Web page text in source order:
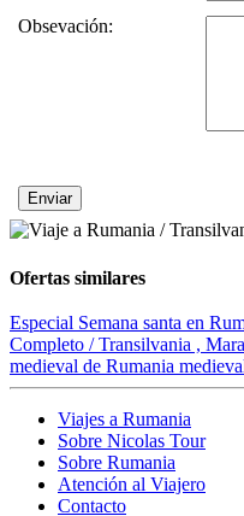
Obsevación:
Ofertas similares
Especial Semana santa en
Completo / Transilvania ,
medieval de Rumania
Viajes a Rumania
Sobre Nicolas Tour
Sobre Rumania
Atención al Viajero
Contacto